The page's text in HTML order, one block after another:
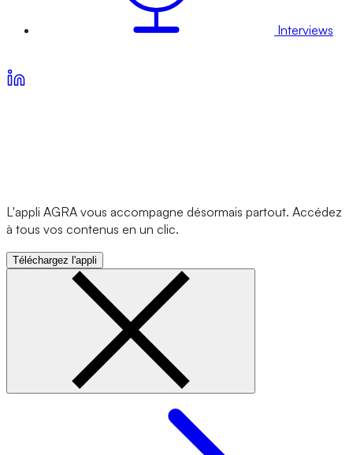
Interviews
L'appli AGRA vous accompagne désormais partout. Accédez
à tous vos contenus en un clic.
Téléchargez l'appli